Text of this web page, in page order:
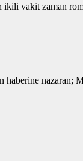
vakit zaman
nazaran;